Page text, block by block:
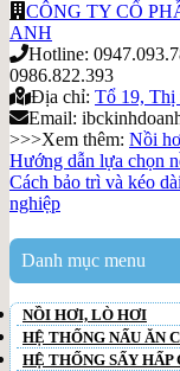
CÔNG TY CỔ
ANH
Hotline:
0986.822.393
Địa chỉ: Tổ 19, Thị
Email:
>>>Xem thêm: Nồi
Hướng dẫn lựa chọn
Cách bảo trì và kéo
nghiệp
Danh mục menu
NỒI HƠI, LÒ HƠI
HỆ THỐNG NẤU ĂN
HỆ THỐNG SẤY HẤP